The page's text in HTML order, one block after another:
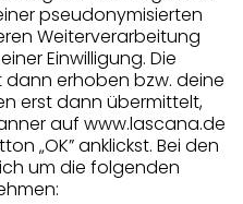
pseudonymisierten
Weiterverarbeitung
Einwilligung. Die
erhoben bzw. deine
erst dann übermittelt,
auf www.lascana.de
„OK” anklickst. Bei den
um die folgenden